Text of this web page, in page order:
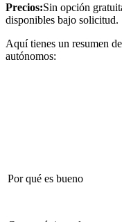
Precios:Sin opción
disponibles bajo solicitud.
Aquí tienes un resumen
autónomos:
Por qué es bueno